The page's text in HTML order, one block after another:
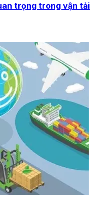
trọng trong vận tải